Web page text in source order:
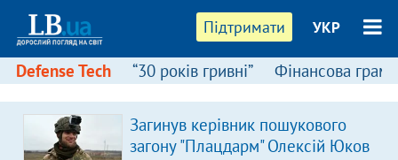
Підтримати УКР
Defense Tech “30 років гривні” Фінансова
Загинув керівник пошукового
загону "Плацдарм" Олексій Юков